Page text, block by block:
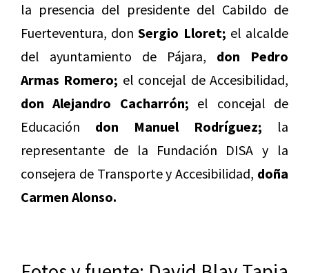
la presencia del presidente del Cabildo de
Fuerteventura, donSergio Lloret; el alcalde
del ayuntamiento de Pájara, don Pedro
Armas Romero; el concejal de Accesibilidad,
don Alejandro Cacharrón; el concejal de
Educación don Manuel Rodríguez; la
representante de la Fundación DISA y la
consejera de Transporte y Accesibilidad, doña
Carmen Alonso.